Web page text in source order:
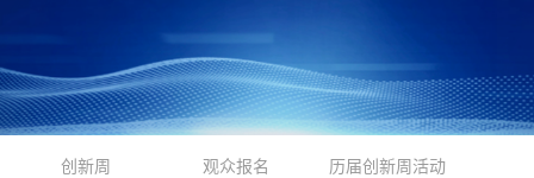
创新周 观众报名
历届创新周活动